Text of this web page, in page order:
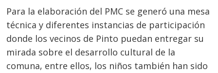
Para la elaboración del PMC se generó una mesa
técnica y diferentes instancias de participación
donde los vecinos de Pinto puedan entregar su
mirada sobre el desarrollo cultural de la
comuna, entre ellos, los niños también han sido